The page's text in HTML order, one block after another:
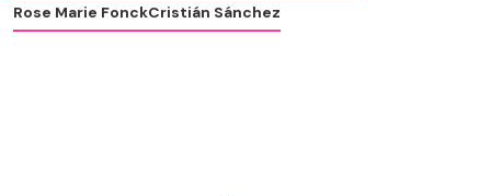
Rose Marie FonckCristián Sánchez